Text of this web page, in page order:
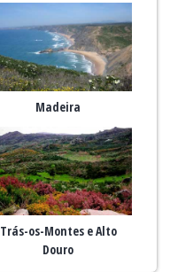
Madeira
Trás-os-Montes e Alto
Douro